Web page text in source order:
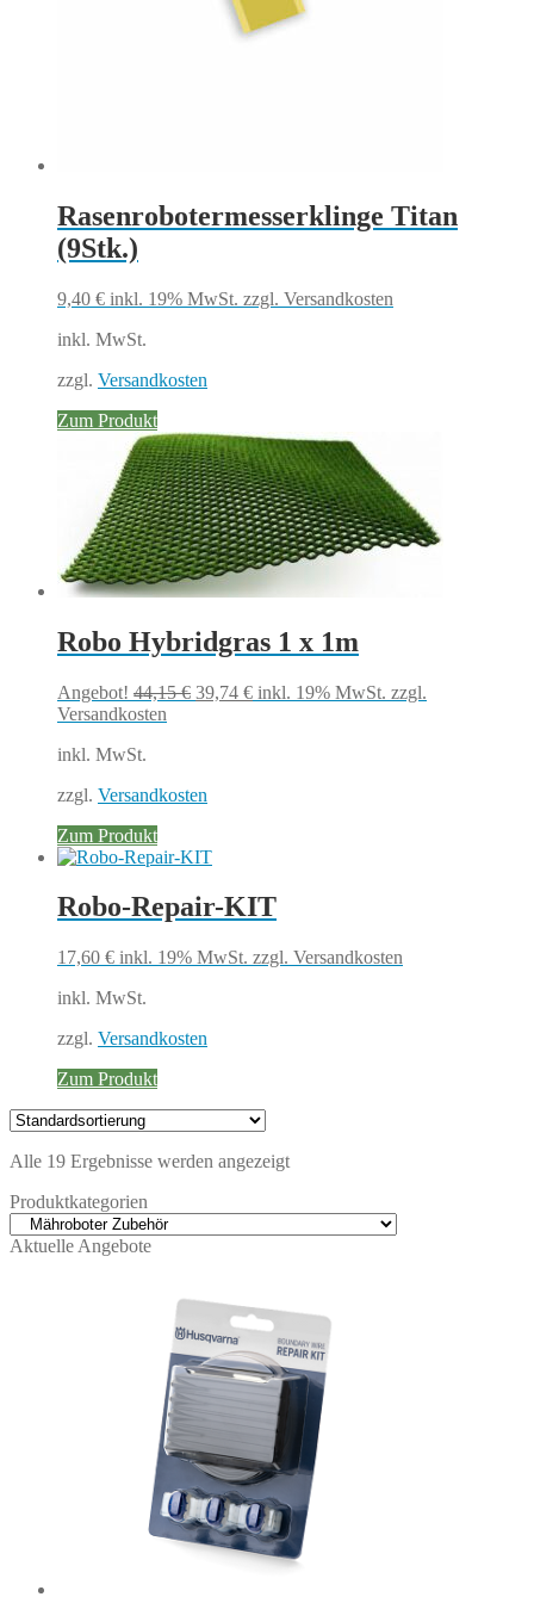
Rasenrobotermesserklinge Titan
(9Stk.)
9,40 € inkl. 19% MwSt. zzgl. Versandkosten
inkl. MwSt.
zzgl. Versandkosten
Zum Produkt
Robo Hybridgras 1 x 1m
Angebot! 44,15€ Ursprünglicher
39,74 €Aktueller
inkl. 19% MwSt. zzgl.
Versandkosten
inkl. MwSt.
zzgl. Versandkosten
Zum Produkt
Robo-Repair-KIT
17,60 € inkl. 19% MwSt. zzgl. Versandkosten
inkl. MwSt.
zzgl. Versandkosten
Zum Produkt
Alle 19 Ergebnisse werden angezeigt
Produktkategorien
Aktuelle Angebote